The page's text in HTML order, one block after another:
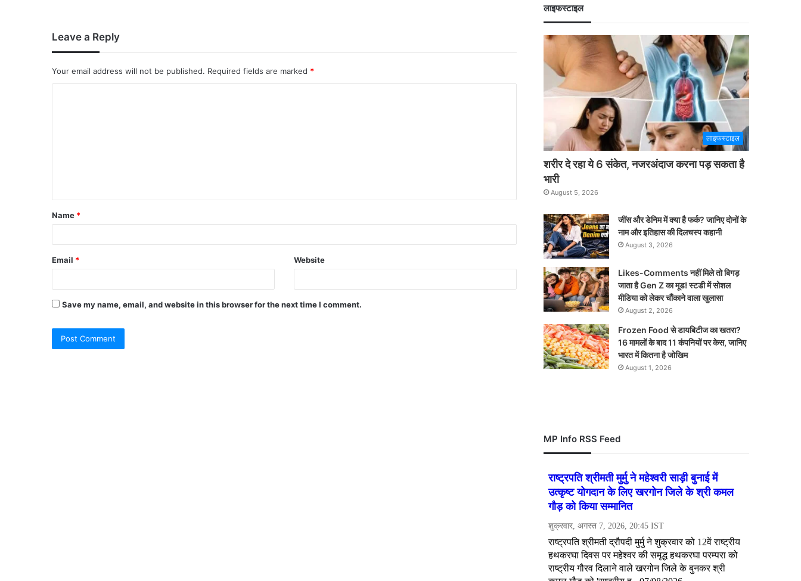
Leave a Reply
Your email address will not be published. Required fields are marked *
Name *
Email * Website
Save my name, email, and website in this browser for the next time I comment.
लाइफस्टाइल
लाइफस्टाइल
शरीर दे रहा ये 6 संकेत, नजरअंदाज करना पड़ सकता है
भारी
August 5, 2026
जींस और डेनिम में क्या है फर्क? जानिए दोनों के
नाम और इतिहास की दिलचस्प कहानी
August 3, 2026
Likes-Comments नहीं मिले तो बिगड़
जाता है Gen Z का मूड! स्टडी में सोशल
मीडिया को लेकर चौंकाने वाला खुलासा
August 2, 2026
Frozen Food से डायबिटीज का खतरा?
16 मामलों के बाद 11 कंपनियों पर केस, जानिए
भारत में कितना है जोखिम
August 1, 2026
MP Info RSS Feed